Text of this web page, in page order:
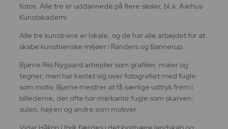
fotos. Alle tre er uddannede på flere skoler, bl.a. Aarhus
Kunstakademi.
Alle tre kunstnere er lokale, og de har alle arbejdet for at
skabe kunstneriske miljøer i Randers og Bønnerup.
Bjarne Riis Nygaard arbejder som grafiker, maler og
tegner, men har kastet sig over fotografiet med fugle
som motiv. Bjarne mestrer at få særlige udtryk frem i
billederne, der ofte har markante fugle som skarven,
sulen, hejren og andre som motiver.